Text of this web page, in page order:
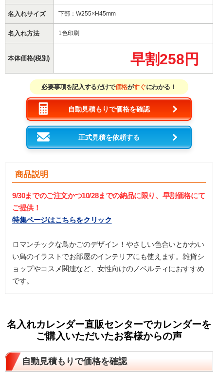
名入れサイズ 下部：W255×H45mm
名入れ方法 1色印刷
本体価格(税別) 早割258円
必要事項を記入するだけで価格がすぐにわかる！
自動見積もりで価格を確認
正式見積を依頼する
商品説明
9/30までのご注文かつ10/28までの納品に限り、早割価格にて
ご提供！
特集ページはこちらをクリック
ロマンチックな鳥かごのデザイン！やさしい色合いとかわい
い鳥のイラストでお部屋のインテリアにも使えます。雑貨シ
ョップやコスメ関連など、女性向けのノベルティにおすすめ
です。
名入れカレンダー直販センターでカレンダーを
ご購入いただいたお客様からの声
自動見積もりで価格を確認